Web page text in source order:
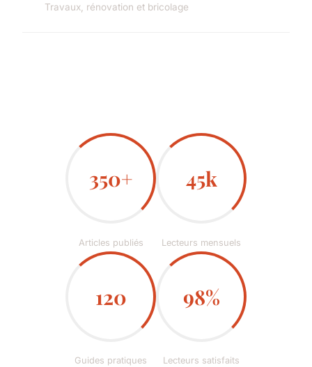
Travaux, rénovation et bricolage
350+
Articles publiés
45k
Lecteurs mensuels
120
Guides pratiques
98%
Lecteurs satisfaits